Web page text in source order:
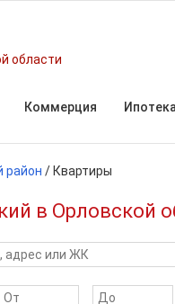
области
Коммерция Ипотека
район / Квартиры
в Орловской